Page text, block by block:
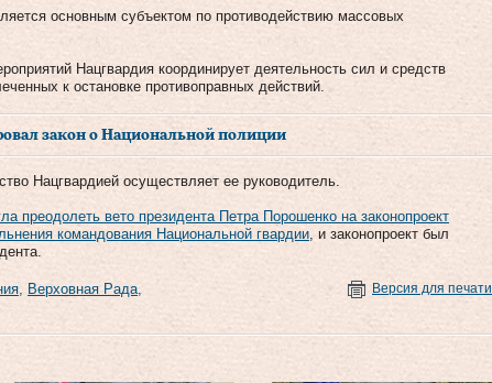
основным субъектом по противодействию массовых
Нацгвардия координирует деятельность сил и средств
к остановке противоправных действий.
закон о Национальной полиции
Нацгвардией осуществляет ее руководитель.
преодолеть вето президента Петра Порошенко на законопроект
командования Национальной гвардии, и законопроект был
, Верховная Рада,
Версия для печати